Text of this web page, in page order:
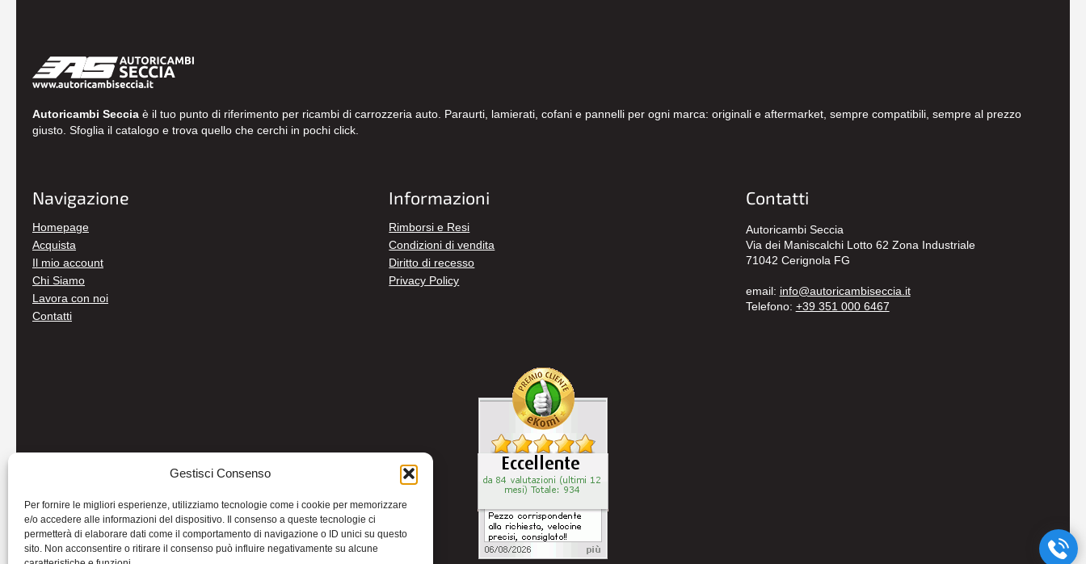
Gestisci Consenso
Per fornire le migliori esperienze, utilizziamo tecnologie come i cookie per memorizzare
e/o accedere alle informazioni del dispositivo. Il consenso a queste tecnologie ci
permetterà di elaborare dati come il comportamento di navigazione o ID unici su questo
sito. Non acconsentire o ritirare il consenso può influire negativamente su alcune
Autoricambi Seccia è il tuo punto di riferimento per ricambi di carrozzeria auto. Paraurti, lamierati, cofani e pannelli per ogni marca: originali e aftermarket, sempre compatibili, sempre al prezzo
giusto. Sfoglia il catalogo e trova quello che cerchi in pochi click.
Navigazione
Homepage
Acquista
Il mio account
Chi Siamo
Lavora con noi
Contatti
Informazioni
Rimborsi e Resi
Condizioni di vendita
Diritto di recesso
Privacy Policy
Contatti
Autoricambi Seccia
Via dei Maniscalchi Lotto 62 Zona Industriale
71042 Cerignola FG
email: info@autoricambiseccia.it
Telefono: +39 351 000 6467